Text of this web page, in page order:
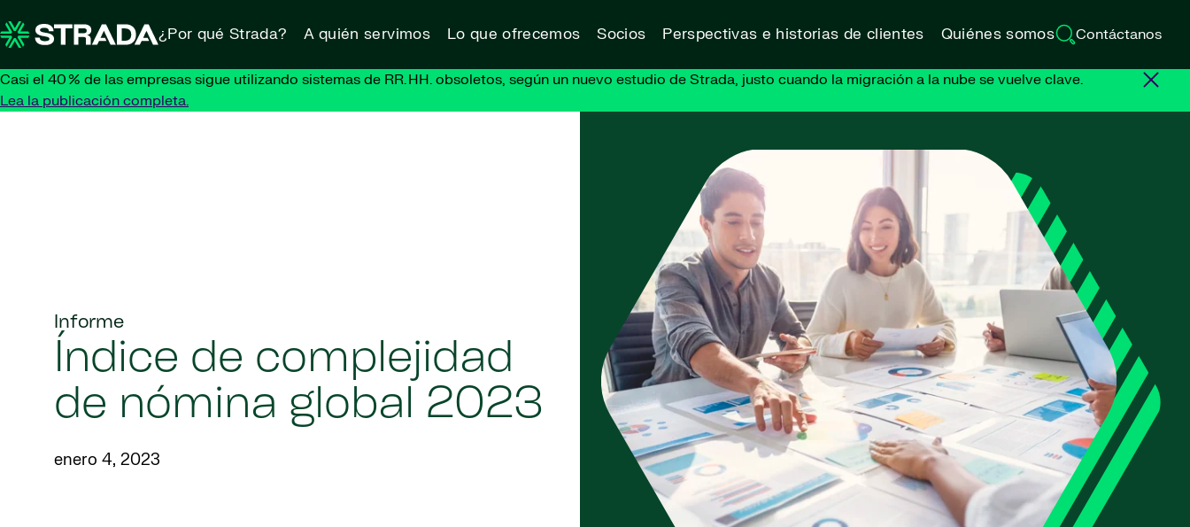
¿Por qué Strada? A quién servimos Lo que ofrecemos Socios Perspectivas e historias de clientes Quiénes somos Contáctanos
Casi el 40 % de las empresas sigue utilizando sistemas de RR. HH. obsoletos, según un nuevo estudio de Strada, justo cuando la migración a la nube se vuelve clave.
Lea la publicación completa.
Informe
Índice de complejidad
de nómina global 2023
enero 4, 2023